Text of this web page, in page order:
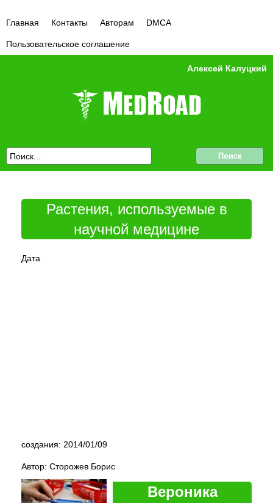
Главная Контакты Авторам DMCA
Пользовательское соглашение
Алексей Калуцкий
Растения, используемые в
научной медицине
Дата
создания: 2014/01/09
Автор: Сторожев Борис
Вероника